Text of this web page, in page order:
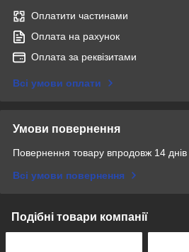
Оплатити частинами
Оплата на рахунок
Оплата за реквізитами
Всі умови оплати
Умови повернення
Повернення товару впродовж 14 днів
Всі умови повернення
Подібні товари компанії